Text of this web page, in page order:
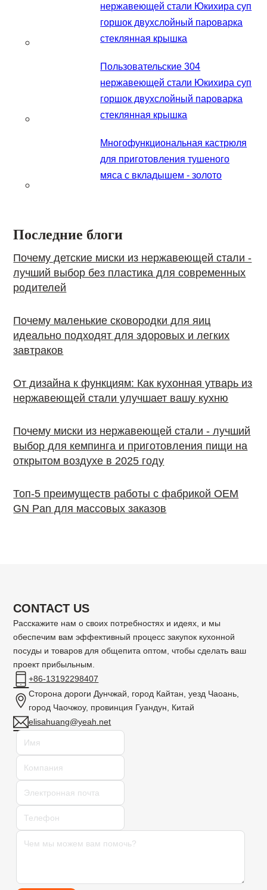
нержавеющей стали Юкихира суп
горшок двухслойный пароварка
стеклянная крышка
Пользовательские 304
нержавеющей стали Юкихира суп
горшок двухслойный пароварка
стеклянная крышка
Многофункциональная кастрюля
для приготовления тушеного
мяса с вкладышем - золото
Последние блоги
Почему детские миски из нержавеющей стали -
лучший выбор без пластика для современных
родителей
Почему маленькие сковородки для яиц
идеально подходят для здоровых и легких
завтраков
От дизайна к функциям: Как кухонная утварь из
нержавеющей стали улучшает вашу кухню
Почему миски из нержавеющей стали - лучший
выбор для кемпинга и приготовления пищи на
открытом воздухе в 2025 году
Топ-5 преимуществ работы с фабрикой OEM
GN Pan для массовых заказов
CONTACT US
Расскажите нам о своих потребностях и идеях, и мы
обеспечим вам эффективный процесс закупок кухонной
посуды и товаров для общепита оптом, чтобы сделать ваш
проект прибыльным.
+86-13192298407
Сторона дороги Дунчжай, город Кайтан, уезд Чаоань,
город Чаочжоу, провинция Гуандун, Китай
elisahuang@yeah.net